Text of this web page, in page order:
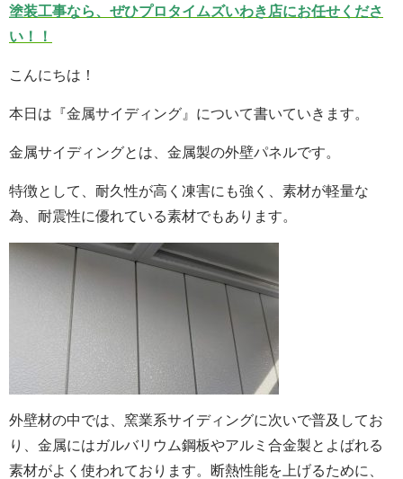
塗装工事なら、ぜひプロタイムズいわき店にお任せくださ
い！！
こんにちは！
本日は『金属サイディング』について書いていきます。
金属サイディングとは、金属製の外壁パネルです。
特徴として、耐久性が高く凍害にも強く、素材が軽量な
為、耐震性に優れている素材でもあります。
外壁材の中では、窯業系サイディングに次いで普及してお
り、金属にはガルバリウム鋼板やアルミ合金製とよばれる
素材がよく使われております。断熱性能を上げるために、